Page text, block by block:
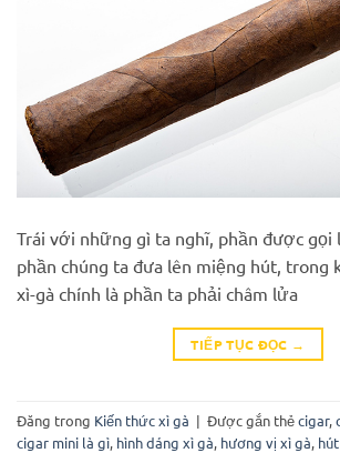
Trái với những gì ta nghĩ, phần được gọi
phần chúng ta đưa lên miệng hút, trong
xì-gà chính là phần ta phải châm lửa
TIẾP TỤC ĐỌC →
Đăng trong Kiến thức xì gà | Được gắn thẻcigar,
cigar mini là gì, hình dáng xì gà, hương vị xì gà,